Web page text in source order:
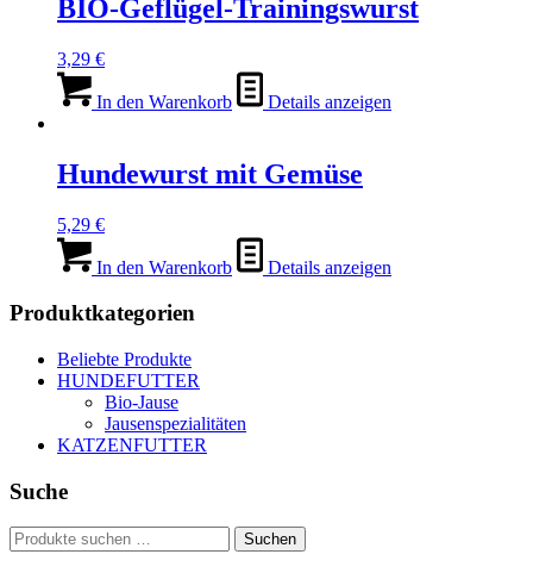
BIO-Geflügel-Trainingswurst
3,29 €
In den Warenkorb Details anzeigen
Hundewurst mit Gemüse
5,29 €
In den Warenkorb Details anzeigen
Produktkategorien
Beliebte Produkte
HUNDEFUTTER
Bio-Jause
Jausenspezialitäten
KATZENFUTTER
Suche
Suchen
nach:
Suchen